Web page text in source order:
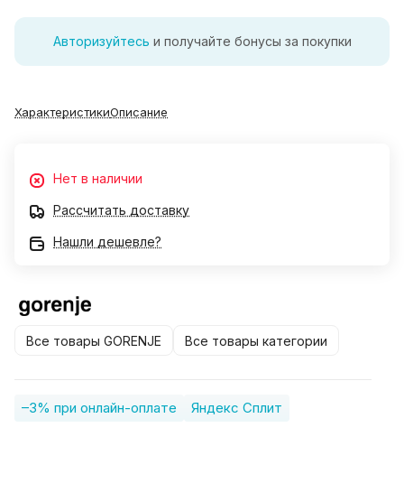
Авторизуйтесь и получайте бонусы за покупки
ХарактеристикиОписание
Нет в наличии
Рассчитать доставку
Нашли дешевле?
Все товары GORENJE Все товары категории
–3% при онлайн-оплате Яндекс Сплит